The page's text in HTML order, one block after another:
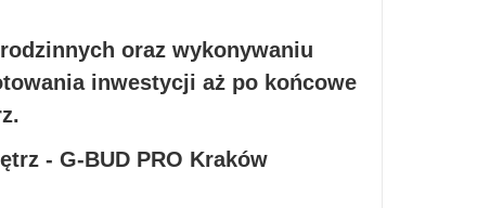
oraz wykonywaniu
inwestycji aż po końcowe